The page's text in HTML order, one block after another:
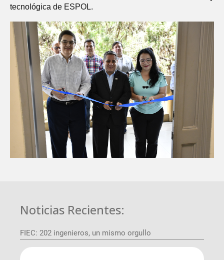
tecnológica de ESPOL.
Noticias Recientes:
FIEC: 202 ingenieros, un mismo orgullo